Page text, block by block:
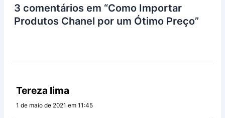
3 comentários em “Como Importar
Produtos Chanel por um Ótimo Preço”
Tereza lima
1 de maio de 2021 em 11:45